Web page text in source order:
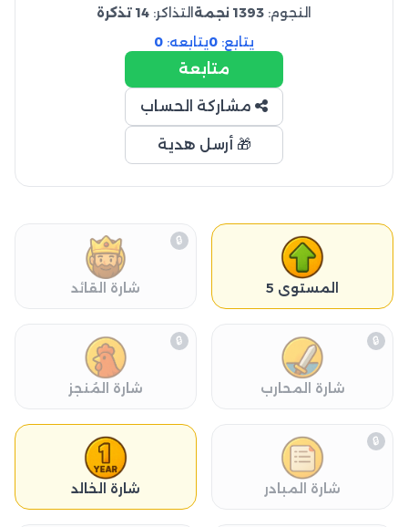
النجوم: 1393 نجمة التذاكر: 14 تذكرة
يتابع: 0يتابعه: 0
متابعة
مشاركة الحساب
🎁 أرسل هدية
المستوى 5 شارة القائد
🔒
شارة المحارب
🔒
شارة المُنجز
🔒
شارة المبادر
🔒
شارة الخالد